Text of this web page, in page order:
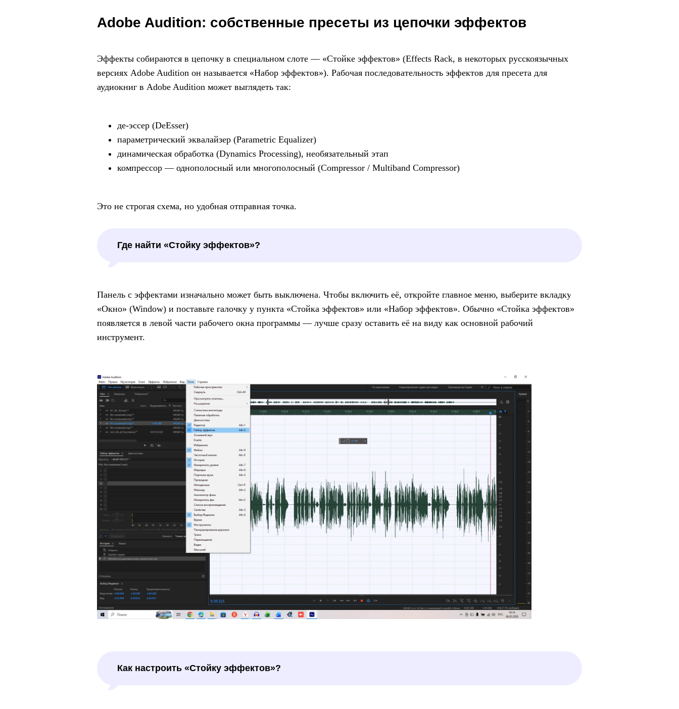
Adobe Audition: собственные пресеты из цепочки эффектов
Эффекты собираются в цепочку в специальном слоте — «Стойке эффектов» (Effects Rack, в некоторых русскоязычных
версиях Adobe Audition он называется «Набор эффектов»). Рабочая последовательность эффектов для пресета для
аудиокниг в Adobe Audition может выглядеть так:
де-эссер (DeEsser)
параметрический эквалайзер (Parametric Equalizer)
динамическая обработка (Dynamics Processing), необязательный этап
компрессор — однополосный или многополосный (Compressor / Multiband Compressor)
Это не строгая схема, но удобная отправная точка.
Где найти «Стойку эффектов»?
Панель с эффектами изначально может быть выключена. Чтобы включить её, откройте главное меню, выберите вкладку
«Окно» (Window) и поставьте галочку у пункта «Стойка эффектов» или «Набор эффектов». Обычно «Стойка эффектов»
появляется в левой части рабочего окна программы — лучше сразу оставить её на виду как основной рабочий
инструмент.
Как настроить «Стойку эффектов»?